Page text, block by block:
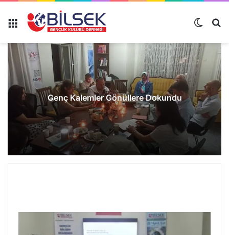
Genç Kalemler Gönüllere Dokundu